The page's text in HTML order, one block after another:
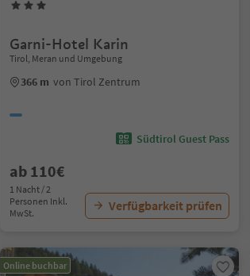
Garni-Hotel Karin
Tirol, Meran und Umgebung
366 m von Tirol Zentrum
Südtirol Guest Pass
ab 110€
1 Nacht / 2
Personen Inkl.
MwSt.
Verfügbarkeit prüfen
Online buchbar